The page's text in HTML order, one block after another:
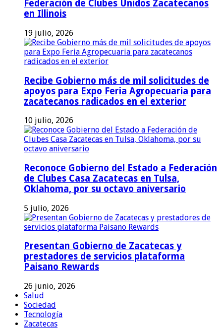
Federación de Clubes Unidos Zacatecanos
en Illinois
19 julio, 2026
Recibe Gobierno más de mil solicitudes de
apoyos para Expo Feria Agropecuaria para
zacatecanos radicados en el exterior
10 julio, 2026
Reconoce Gobierno del Estado a Federación
de Clubes Casa Zacatecas en Tulsa,
Oklahoma, por su octavo aniversario
5 julio, 2026
Presentan Gobierno de Zacatecas y
prestadores de servicios plataforma
Paisano Rewards
26 junio, 2026
Salud
Sociedad
Tecnología
Zacatecas